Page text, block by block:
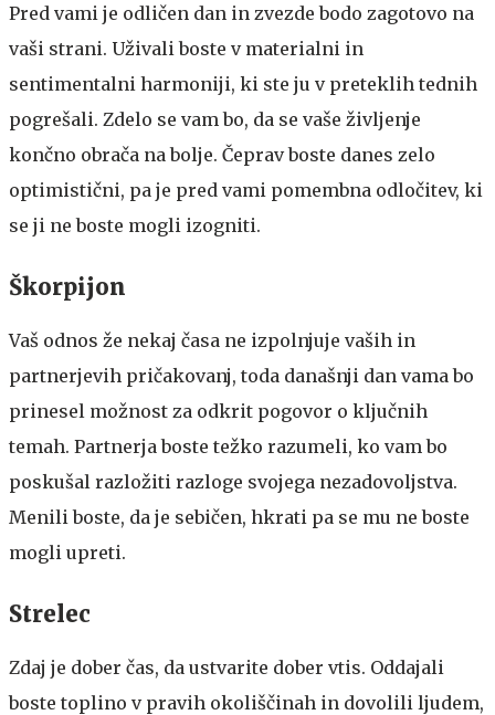
Pred vami je odličen dan in zvezde bodo zagotovo na
vaši strani. Uživali boste v materialni in
sentimentalni harmoniji, ki ste ju v preteklih tednih
pogrešali. Zdelo se vam bo, da se vaše življenje
končno obrača na bolje. Čeprav boste danes zelo
optimistični, pa je pred vami pomembna odločitev, ki
se ji ne boste mogli izogniti.
Škorpijon
Vaš odnos že nekaj časa ne izpolnjuje vaših in
partnerjevih pričakovanj, toda današnji dan vama bo
prinesel možnost za odkrit pogovor o ključnih
temah. Partnerja boste težko razumeli, ko vam bo
poskušal razložiti razloge svojega nezadovoljstva.
Menili boste, da je sebičen, hkrati pa se mu ne boste
mogli upreti.
Strelec
Zdaj je dober čas, da ustvarite dober vtis. Oddajali
boste toplino v pravih okoliščinah in dovolili ljudem,